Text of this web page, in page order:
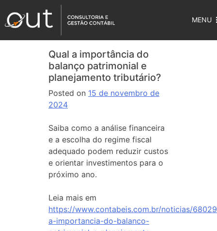
MENU
Qual a importância do
balanço patrimonial e
planejamento tributário?
Posted on 15 de novembro de
2024
Saiba como a análise financeira
e a escolha do regime fiscal
adequado podem reduzir custos
e orientar investimentos para o
próximo ano.
Leia mais em
https://www.contabeis.com.br/noticias/
a-importancia-do-balanco-